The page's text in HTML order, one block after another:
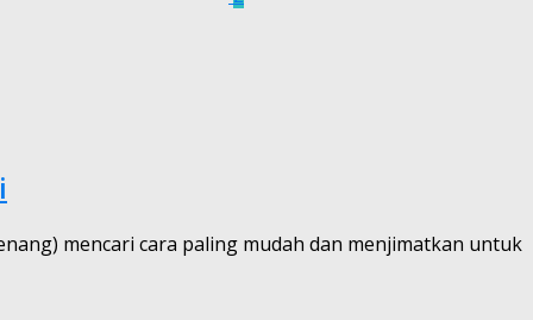
mencari cara paling mudah dan menjimatkan untuk